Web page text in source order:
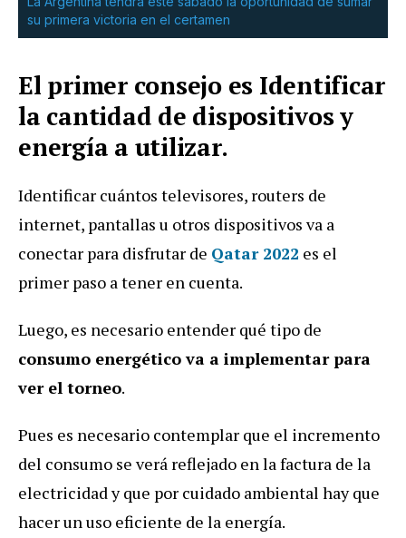
su primera victoria en el certamen
El primer consejo es Identificar
la cantidad de dispositivos y
energía a utilizar.
Identificar cuántos televisores, routers de
internet, pantallas u otros dispositivos va a
conectar para disfrutar de Qatar 2022 es el
primer paso a tener en cuenta.
Luego, es necesario entender qué tipo de
consumo energético va a implementar para
ver el torneo.
Pues es necesario contemplar que el incremento
del consumo se verá reflejado en la factura de la
electricidad y que por cuidado ambiental hay que
hacer un uso eficiente de la energía.